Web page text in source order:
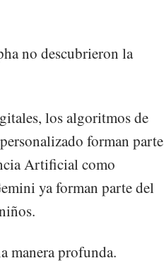
no descubrieron la
los algoritmos de
forman parte
Artificial como
ya forman parte del
manera profunda.